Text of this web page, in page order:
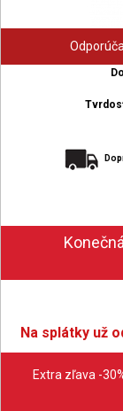
Na splátky už
Extra zľava -